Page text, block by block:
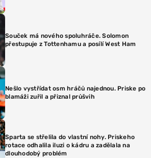
Souček má nového spoluhráče. Solomon
přestupuje z Tottenhamu a posílí West Ham
Nešlo vystřídat osm hráčů najednou. Priske po
blamáži zuřil a přiznal průšvih
Sparta se střelila do vlastní nohy. Priskeho
rotace odhalila iluzi o kádru a zadělala na
dlouhodobý problém